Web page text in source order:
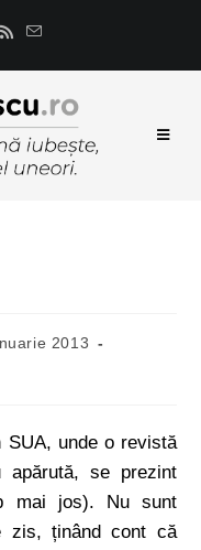
2013
SUA, unde o revistă
apărută, se prezint
mai jos). Nu sunt
zis, ținând cont că